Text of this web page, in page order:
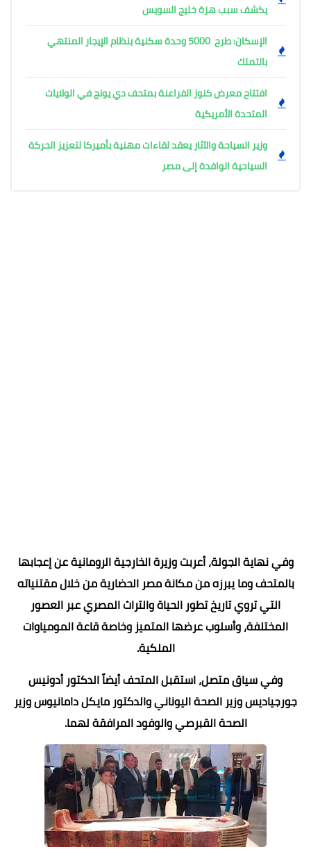
يكشف سبب هزة خليج السويس
الإسكان: طرح 5000 وحدة سكنية بنظام الإيجار المنتهي
بالتملك
افتتاح معرض كنوز الفراعنة بمتحف دي يونج في الولايات
المتحدة الأمريكية
وزير السياحة والآثار يعقد لقاءات مهنية بأميركا لتعزيز الحركة
السياحية الوافدة إلى مصر
وفي نهاية الجولة، أعربت وزيرة الخارجية الرومانية عن إعجابها
بالمتحف وما يبرزه من مكانة مصر الحضارية من خلال مقتنياته
التي تروي تاريخ تطور الحياة والتراث المصري عبر العصور
المختلفة، وأسلوب عرضها المتميز وخاصة قاعة المومياوات
الملكية.
وفي سياق متصل، استقبل المتحف أيضاً الدكتور أدونيس
جورجياديس وزير الصحة اليوناني والدكتور مايكل دامانيوس وزير
الصحة القبرصي والوفود المرافقة لهما.